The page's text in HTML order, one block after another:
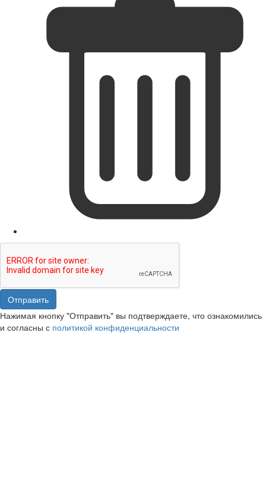
Отправить
Нажимая кнопку "Отправить" вы подтверждаете, что ознакомились
и согласны с политикой конфиденциальности